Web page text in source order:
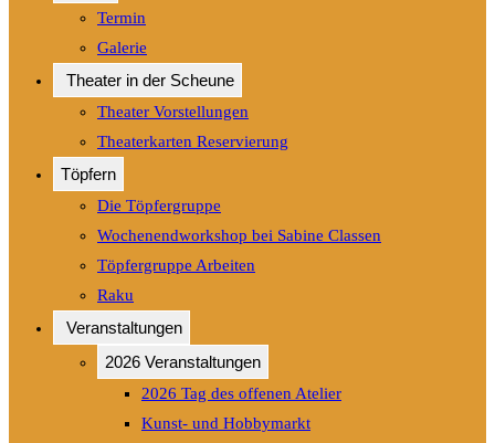
Termin
Galerie
Theater in der Scheune
Theater Vorstellungen
Theaterkarten Reservierung
Töpfern
Die Töpfergruppe
Wochenendworkshop bei Sabine Classen
Töpfergruppe Arbeiten
Raku
Veranstaltungen
2026 Veranstaltungen
2026 Tag des offenen Atelier
Kunst- und Hobbymarkt